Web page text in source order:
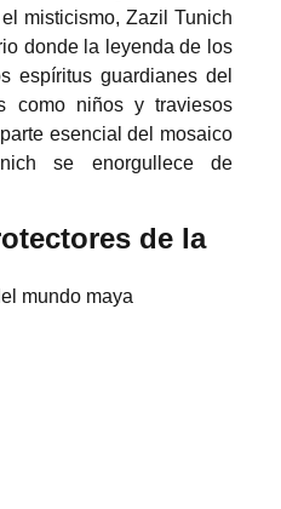
misticismo, Zazil Tunich
donde la leyenda de los
espíritus guardianes del
como niños y traviesos
esencial del mosaico
se enorgullece de
de la